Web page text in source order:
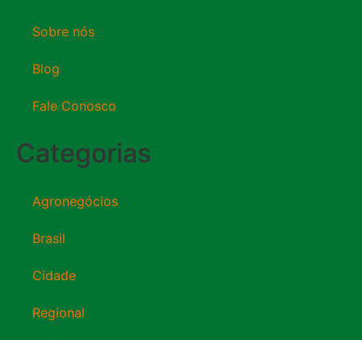
Sobre nós
Blog
Fale Conosco
Categorias
Agronegócios
Brasil
Cidade
Regional